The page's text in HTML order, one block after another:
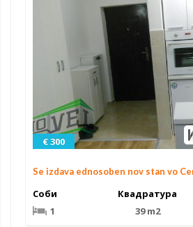
€ 300
Se izdava ednosoben nov stan vo
Соби
1
Квадратура
39 m2